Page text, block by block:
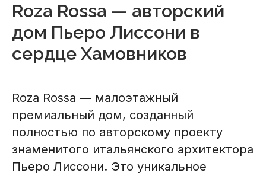
Roza Rossa — авторский
дом Пьеро Лиссони в
сердце Хамовников
Roza Rossa — малоэтажный
премиальный дом, созданный
полностью по авторскому проекту
знаменитого итальянского архитектора
Пьеро Лиссони. Это уникальное